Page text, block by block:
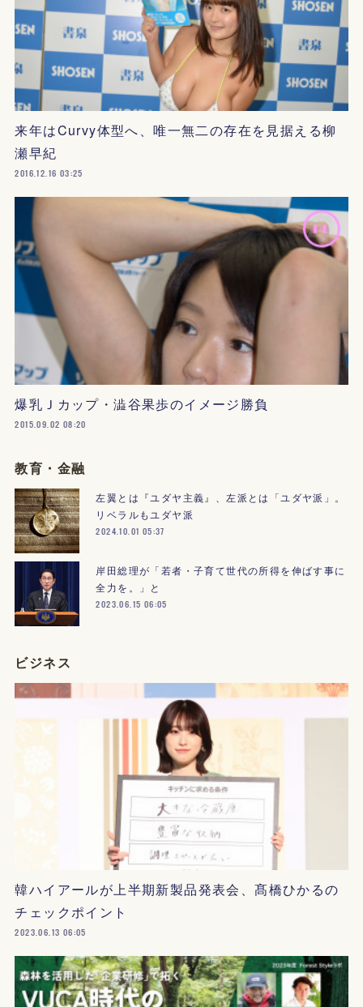
来年はCurvy体型へ、唯一無二の存在を見据える柳
瀬早紀
2016.12.16 03:25
爆乳Ｊカップ・澁谷果歩のイメージ勝負
2015.09.02 08:20
教育・金融
左翼とは『ユダヤ主義』、左派とは「ユダヤ派」。
リベラルもユダヤ派
2024.10.01 05:37
岸田総理が「若者・子育て世代の所得を伸ばす事に
全力を。」と
2023.06.15 06:05
ビジネス
韓ハイアールが上半期新製品発表会、髙橋ひかるの
チェックポイント
2023.06.13 06:05